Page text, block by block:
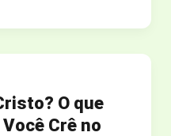
O que
Crê no